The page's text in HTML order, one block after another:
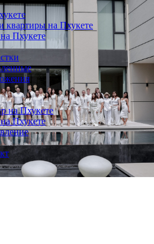
квартиры на Пхукете
Пхукете
на Пхукете
Пхукете